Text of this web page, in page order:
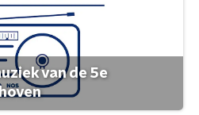
van de 5e